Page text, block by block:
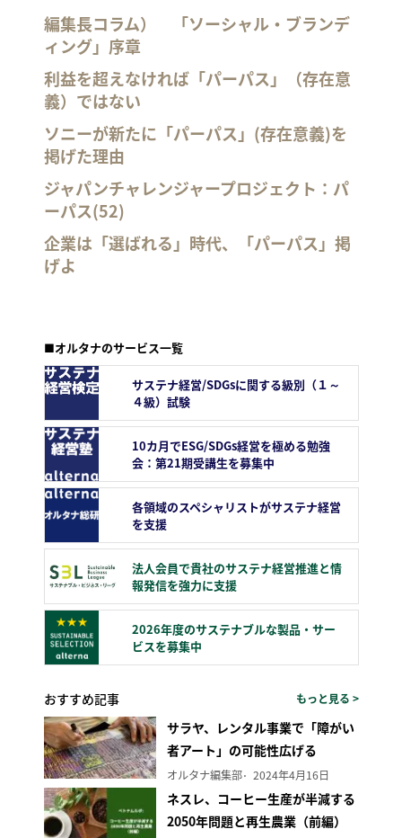
編集長コラム） 「ソーシャル・ブランデ
ィング」序章
利益を超えなければ「パーパス」（存在意
義）ではない
ソニーが新たに「パーパス」(存在意義)を
掲げた理由
ジャパンチャレンジャープロジェクト：パ
ーパス(52)
企業は「選ばれる」時代、「パーパス」掲
げよ
■オルタナのサービス一覧
サステナ経営/SDGsに関する級別（１～
４級）試験
10カ月でESG/SDGs経営を極める勉強
会：第21期受講生を募集中
各領域のスペシャリストがサステナ経営
を支援
法人会員で貴社のサステナ経営推進と情
報発信を強力に支援
2026年度のサステナブルな製品・サー
ビスを募集中
おすすめ記事 もっと見る >
サラヤ、レンタル事業で「障がい
者アート」の可能性広げる
オルタナ編集部 2024年4月16日
ネスレ、コーヒー生産が半減する
2050年問題と再生農業（前編）